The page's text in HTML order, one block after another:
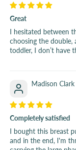
Great
I hesitated between
choosing the double,
toddler, I don’t have
Madison Clark
Completely satisfied
I bought this breast
and in the end, I'm